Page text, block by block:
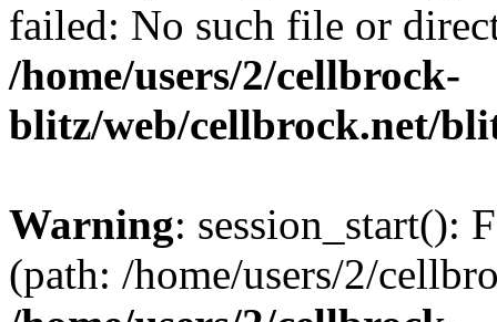
failed: No such file or
/home/users/2/cellbrock-
blitz/web/cellbrock.net/
Warning: session_start():
(path: /home/users/2/